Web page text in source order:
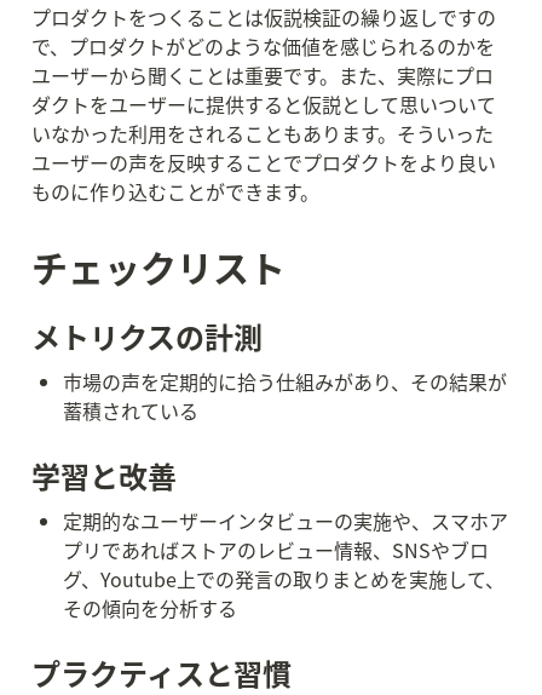
プロダクトをつくることは仮説検証の繰り返しですの
で、プロダクトがどのような価値を感じられるのかを
ユーザーから聞くことは重要です。また、実際にプロ
ダクトをユーザーに提供すると仮説として思いついて
いなかった利用をされることもあります。そういった
ユーザーの声を反映することでプロダクトをより良い
ものに作り込むことができます。
チェックリスト
メトリクスの計測
市場の声を定期的に拾う仕組みがあり、その結果が
蓄積されている
学習と改善
定期的なユーザーインタビューの実施や、スマホア
プリであればストアのレビュー情報、SNSやブロ
グ、Youtube上での発言の取りまとめを実施して、
その傾向を分析する
プラクティスと習慣